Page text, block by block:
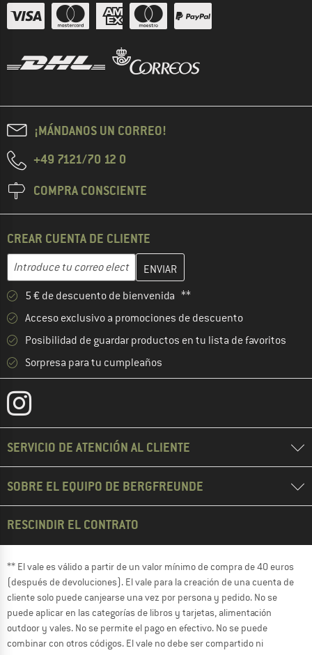
¡MÁNDANOS UN CORREO!
+49 7121/70 12 0
COMPRA CONSCIENTE
CREAR CUENTA DE CLIENTE
Dirección de correo electrónico
Introduce aquí tu dirección de correo electrónico y crea tu
5 € de descuento de bienvenida **
Acceso exclusivo a promociones de descuento
Posibilidad de guardar productos en tu lista de favoritos
Sorpresa para tu cumpleaños
SERVICIO DE ATENCIÓN AL CLIENTE
SOBRE EL EQUIPO DE BERGFREUNDE
RESCINDIR EL CONTRATO
** El vale es válido a partir de un valor mínimo de compra de 40 euros
(después de devoluciones). El vale para la creación de una cuenta de
cliente solo puede canjearse una vez por persona y pedido. No se
puede aplicar en las categorías de libros y tarjetas, alimentación
outdoor y vales. No se permite el pago en efectivo. No se puede
combinar con otros códigos. El vale no debe ser compartido ni